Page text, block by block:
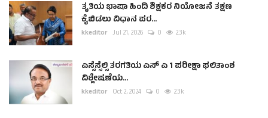
ತೃತಿಯ ಭಾಷಾ ಹಿಂದಿ ಶಿಕ್ಷಕರ ನಿಯೋಜನೆ ತಕ್ಷಣ
ಕೈಬಿಡಲು ವಿಧಾನ ಪರ...
kkeditor Jul 21, 2026 0 2.3k
ಎಸ್ಸೆಸ್ಸೆಲ್ಸಿ ತರಗತಿಯ ಎಸ್ ಎ 1 ಪರೀಕ್ಷಾ ಫಲಿತಾಂಶ
ವಿಶ್ಲೇಷಣೆಯ...
kkeditor Oct 2, 2024 0 2.3k